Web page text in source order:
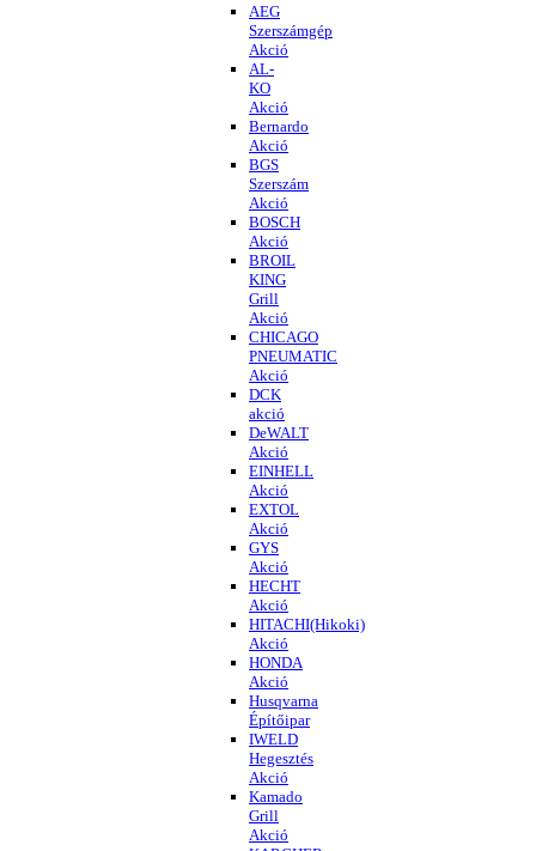
AEG
Szerszámgép
Akció
AL-
KO
Akció
Bernardo
Akció
BGS
Szerszám
Akció
BOSCH
Akció
BROIL
KING
Grill
Akció
CHICAGO
PNEUMATIC
Akció
DCK
akció
DeWALT
Akció
EINHELL
Akció
EXTOL
Akció
GYS
Akció
HECHT
Akció
HITACHI(Hikoki)
Akció
HONDA
Akció
Husqvarna
Építőipar
IWELD
Hegesztés
Akció
Kamado
Grill
Akció